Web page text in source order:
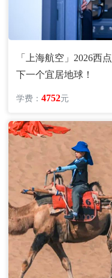
「上海航空」2026西
下一个宜居地球！
学费：4752元